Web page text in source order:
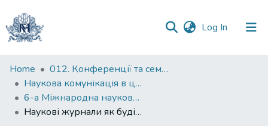
Log In (current)
Communities
&
Collections
All of DSpace
Home
012. Конференції та семінари НаУКМА
Наукова комунікація в цифрову епоху
6-а Міжнародна науково-практична конференція “Наукова комунікація в цифрову епоху”
Наукові журнали як будівничі наукового простору